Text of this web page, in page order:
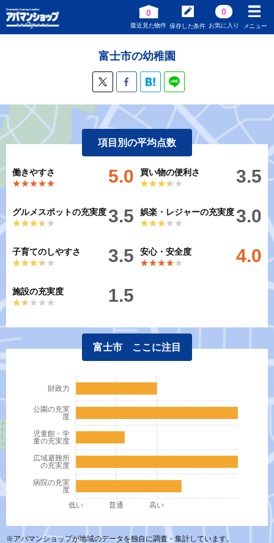
0
最近見た物件 保存した条件
0
お気に入り メニュー
富士市の幼稚園
項目別の平均点数
働きやすさ
★★★★★
★★★★★ 5.0
買い物の便利さ
★★★★★
★★★★★ 3.5
グルメスポットの充実度
★★★★★
★★★★★ 3.5
娯楽・レジャーの充実度
★★★★★
★★★★★ 3.0
子育てのしやすさ
★★★★★
★★★★★ 3.5
安心・安全度
★★★★★
★★★★★ 4.0
施設の充実度
★★★★★
★★★★★ 1.5
富士市 ここに注目
病院の充実
度
広域避難所
の充実度
児童館・学
童の充実度
公園の充実
度
財政力
低い 普通 高い
※アパマンショップが地域のデータを独自に調査・集計しています。